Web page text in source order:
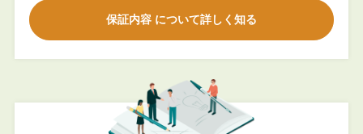
保証内容 について詳しく知る